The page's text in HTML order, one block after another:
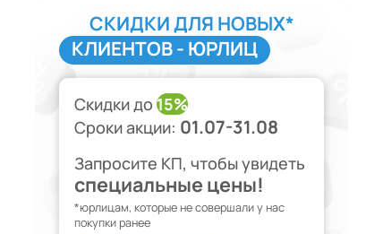
СКИДКИ ДЛЯ НОВЫХ*
КЛИЕНТОВ - ЮРЛИЦ
Скидки до 15%
Сроки акции: 01.07-31.08
Запросите КП, чтобы увидеть
специальные цены!
*юрлицам, которые не совершали у нас
покупки ранее